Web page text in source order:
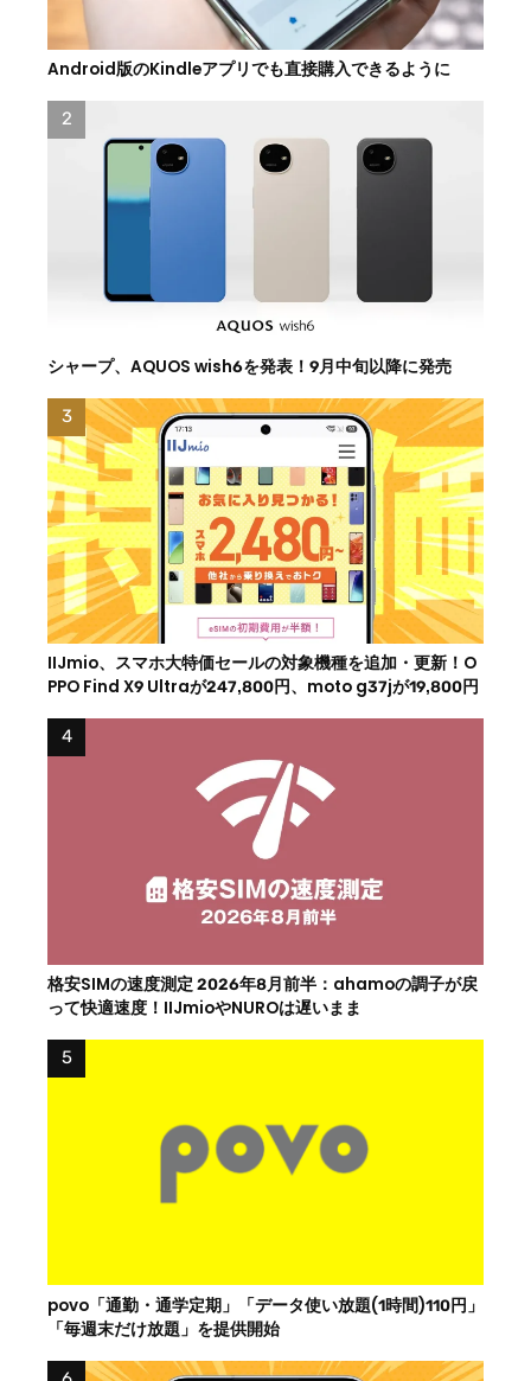
Android版のKindleアプリでも直接購入できるように
シャープ、AQUOS wish6を発表！9月中旬以降に発売
IIJmio、スマホ大特価セールの対象機種を追加・更新！O
PPO Find X9 Ultraが247,800円、moto g37jが19,800円
格安SIMの速度測定 2026年8月前半：ahamoの調子が戻
って快適速度！IIJmioやNUROは遅いまま
povo「通勤・通学定期」「データ使い放題(1時間)110円」
「毎週末だけ放題」を提供開始